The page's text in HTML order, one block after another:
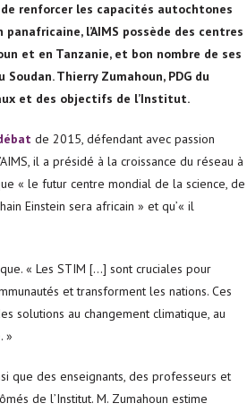
renforcer les capacités autochtones
l’AIMS possède des centres
et en Tanzanie, et bon nombre de ses
Thierry Zumahoun, PDG du
et des objectifs de l’Institut.
de 2015, défendant avec passion
il a présidé à la croissance du réseau à
« le futur centre mondial de la science, de
Einstein sera africain » et qu’« il
« Les STIM […] sont cruciales pour
et transforment les nations. Ces
solutions au changement climatique, au
»
que des enseignants, des professeurs et
de l’Institut. M. Zumahoun estime